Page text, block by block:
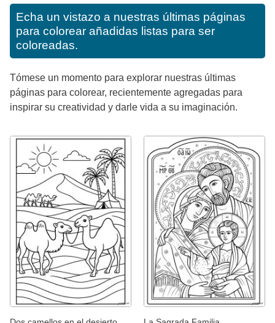
Echa un vistazo a nuestras últimas páginas
para colorear añadidas listas para ser
coloreadas.
Tómese un momento para explorar nuestras últimas
páginas para colorear, recientemente agregadas para
inspirar su creatividad y darle vida a su imaginación.